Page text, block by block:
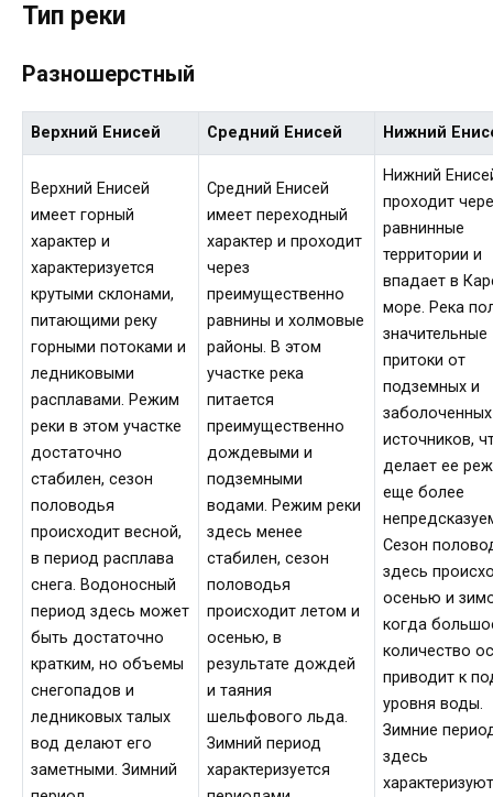
Тип реки
Разношерстный
Верхний Енисей Средний Енисей Нижний
Верхний Енисей
имеет горный
характер и
характеризуется
крутыми склонами,
питающими реку
горными потоками и
ледниковыми
расплавами. Режим
реки в этом участке
достаточно
стабилен, сезон
половодья
происходит весной,
в период расплава
снега. Водоносный
период здесь может
быть достаточно
кратким, но объемы
снегопадов и
ледниковых талых
вод делают его
заметными. Зимний
Средний Енисей
имеет переходный
характер и проходит
через
преимущественно
равнины и холмовые
районы. В этом
участке река
питается
преимущественно
дождевыми и
подземными
водами. Режим реки
здесь менее
стабилен, сезон
половодья
происходит летом и
осенью, в
результате дождей
и таяния
шельфового льда.
Зимний период
характеризуется
Нижний
проходит
равнинные
территории и
впадает в
море. Река
значительные
притоки от
подземных и
заболоченных
источников,
делает ее
еще более
Сезон
здесь
осенью и
когда
количество
приводит к
уровня воды.
Зимние
здесь